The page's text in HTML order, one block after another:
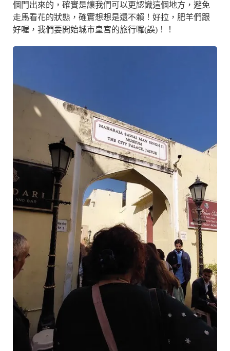
個門出來的，確實是讓我們可以更認識這個地方，避免
走馬看花的狀態，確實想想是還不賴！好拉，肥羊們跟
好喔，我們要開始城市皇宮的旅行囉(誤)！！